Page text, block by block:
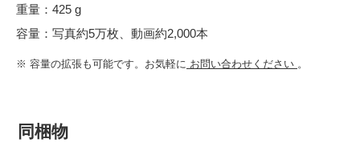
重量：425 g
容量：写真約5万枚、動画約2,000本
※ 容量の拡張も可能です。お気軽に お問い合わせください 。
同梱物